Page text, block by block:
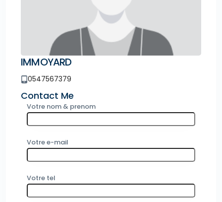
IMMOYARD
0547567379
Contact Me
Votre nom & prenom
Votre e-mail
Votre tel